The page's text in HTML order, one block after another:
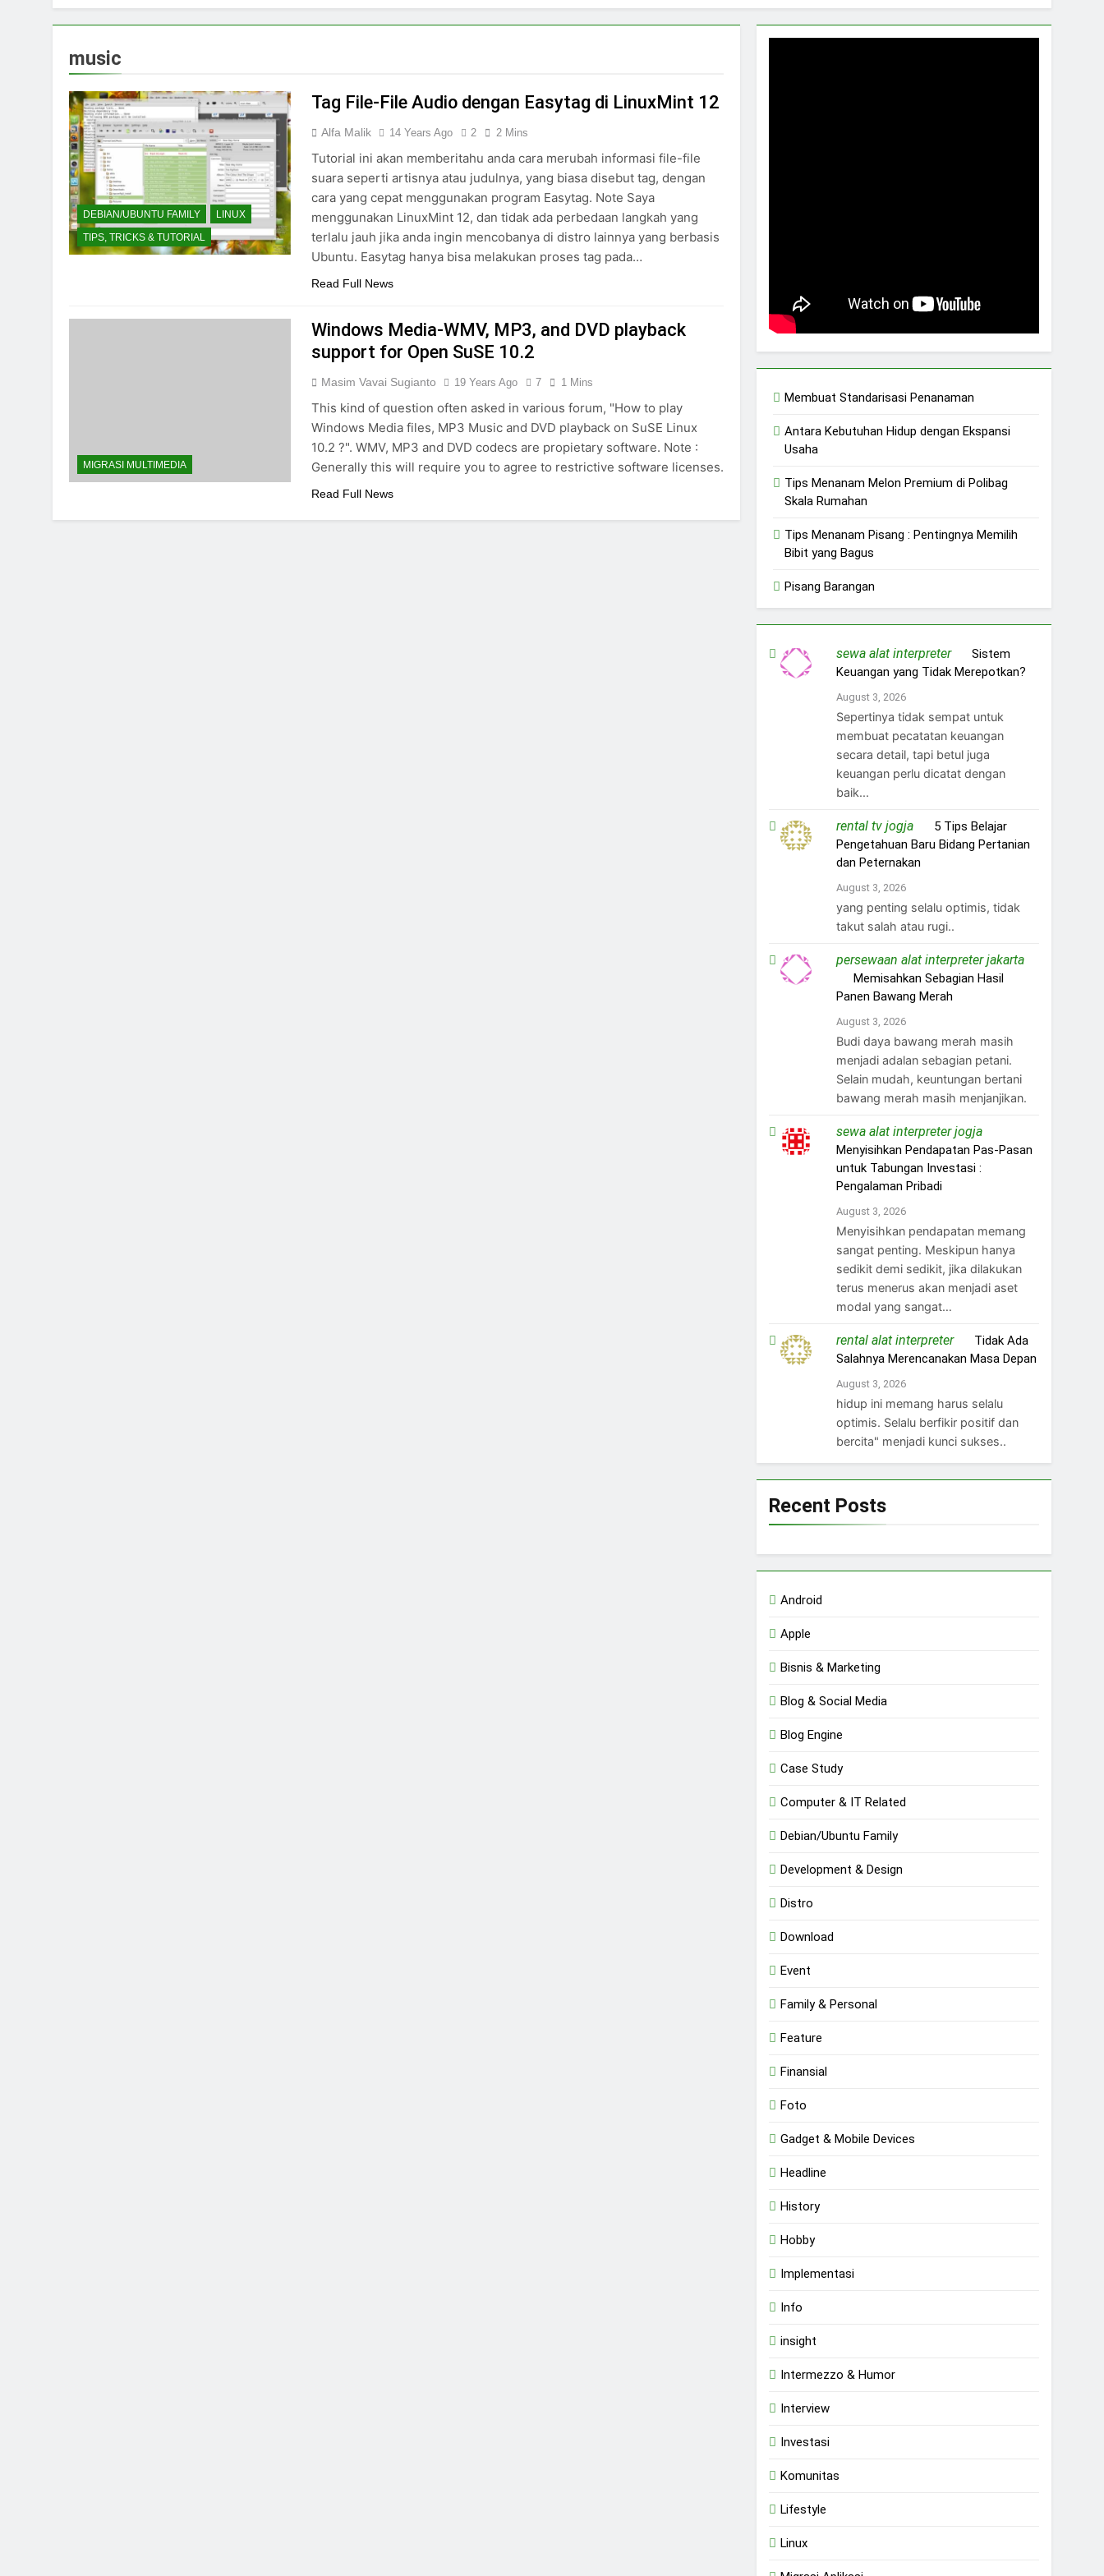
music
DEBIAN/UBUNTU FAMILY
LINUX
TIPS, TRICKS & TUTORIAL
Tag File-File Audio dengan Easytag di LinuxMint 12
Alfa Malik 14 Years Ago 2 2 Mins
Tutorial ini akan memberitahu anda cara merubah informasi file-file
suara seperti artisnya atau judulnya, yang biasa disebut tag, dengan
cara yang cepat menggunakan program Easytag. Note Saya
menggunakan LinuxMint 12, dan tidak ada perbedaan langkah yang
terlalu jauh jika anda ingin mencobanya di distro lainnya yang berbasis
Ubuntu. Easytag hanya bisa melakukan proses tag pada…
Read Full News
MIGRASI MULTIMEDIA
Windows Media-WMV, MP3, and DVD playback
support for Open SuSE 10.2
Masim Vavai Sugianto 19 Years Ago 7 1 Mins
This kind of question often asked in various forum, "How to play
Windows Media files, MP3 Music and DVD playback on SuSE Linux
10.2 ?". WMV, MP3 and DVD codecs are propietary software. Note :
Generally this will require you to agree to restrictive software licenses.
Read Full News
Membuat Standarisasi Penanaman
Antara Kebutuhan Hidup dengan Ekspansi
Usaha
Tips Menanam Melon Premium di Polibag
Skala Rumahan
Tips Menanam Pisang : Pentingnya Memilih
Bibit yang Bagus
Pisang Barangan
sewa alat interpreteron Sistem
Keuangan yang Tidak Merepotkan?
August 3, 2026
Sepertinya tidak sempat untuk
membuat pecatatan keuangan
secara detail, tapi betul juga
keuangan perlu dicatat dengan
baik...
rental tv jogjaon 5 Tips Belajar
Pengetahuan Baru Bidang Pertanian
dan Peternakan
August 3, 2026
yang penting selalu optimis, tidak
takut salah atau rugi..
persewaan alat interpreter jakarta
Memisahkan Sebagian Hasil
Panen Bawang Merah
August 3, 2026
Budi daya bawang merah masih
menjadi adalan sebagian petani.
Selain mudah, keuntungan bertani
bawang merah masih menjanjikan.
sewa alat interpreter jogjaon
Menyisihkan Pendapatan Pas-Pasan
untuk Tabungan Investasi :
Pengalaman Pribadi
August 3, 2026
Menyisihkan pendapatan memang
sangat penting. Meskipun hanya
sedikit demi sedikit, jika dilakukan
terus menerus akan menjadi aset
modal yang sangat…
rental alat interpreteron Tidak Ada
Salahnya Merencanakan Masa Depan
August 3, 2026
hidup ini memang harus selalu
optimis. Selalu berfikir positif dan
bercita" menjadi kunci sukses..
Recent Posts
Android
Apple
Bisnis & Marketing
Blog & Social Media
Blog Engine
Case Study
Computer & IT Related
Debian/Ubuntu Family
Development & Design
Distro
Download
Event
Family & Personal
Feature
Finansial
Foto
Gadget & Mobile Devices
Headline
History
Hobby
Implementasi
Info
insight
Intermezzo & Humor
Interview
Investasi
Komunitas
Lifestyle
Linux